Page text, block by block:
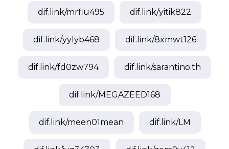
dif.link/mrfiu495 dif.link/yitik822
dif.link/yylyb468 dif.link/8xmwt126
dif.link/fd0zw794 dif.link/sarantino.th
dif.link/MEGAZEED168
dif.link/meen01mean dif.link/LM